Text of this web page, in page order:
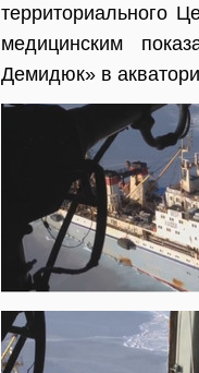
территориального
медицинским
Демидюк» в